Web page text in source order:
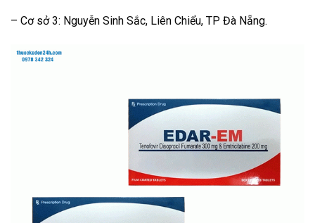
– Cơ sở 3: Nguyễn Sinh Sắc, Liên Chiểu, TP Đà Nẵng.